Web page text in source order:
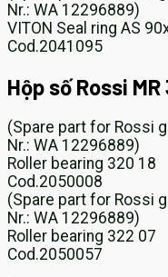
Nr.: WA 12296889)
VITON Seal ring AS
Cod.2041095
Hộp số Rossi MR
(Spare part for Rossi
Nr.: WA 12296889)
Roller bearing 320 18
Cod.2050008
(Spare part for Rossi
Nr.: WA 12296889)
Roller bearing 322 07
Cod.2050057